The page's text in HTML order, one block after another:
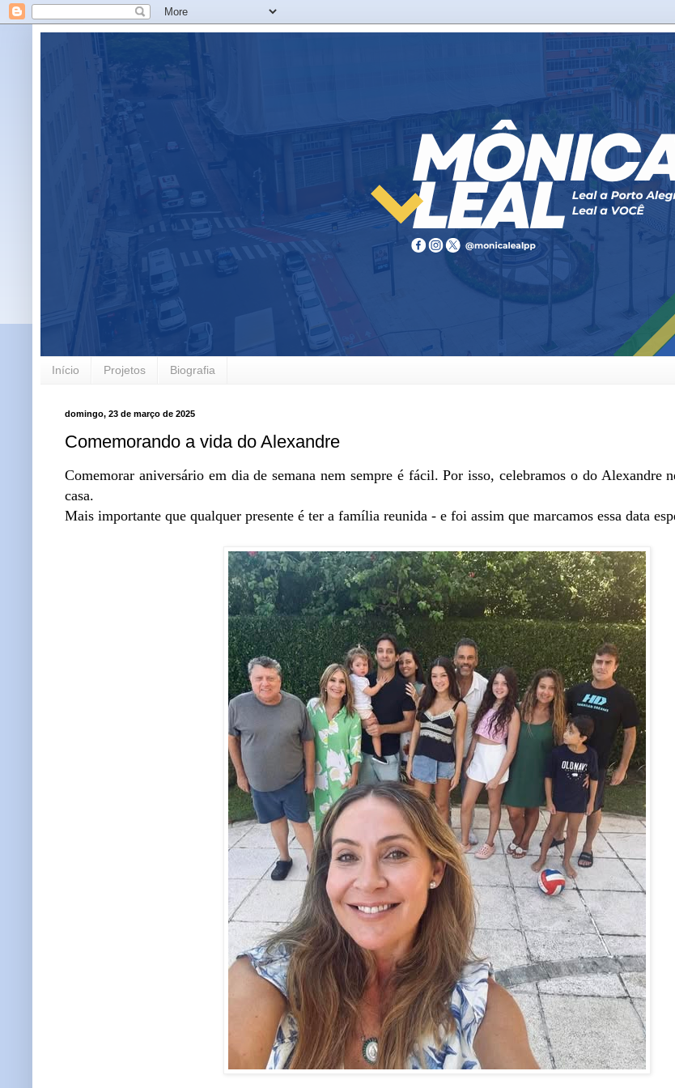
Início Projetos Biografia
domingo, 23 de março de 2025
Comemorando a vida do Alexandre
Comemorar aniversário em dia de semana nem sempre é fácil. Por isso, celebramos o do Alexandre
casa.
Mais importante que qualquer presente é ter a família reunida - e foi assim que marcamos essa data